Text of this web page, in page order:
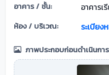
อาคาร / ชั้น: อาคารเ
ห้อง / บริเวณ: ระเบียง
ภาพประกอบก่อนดำเนินกา